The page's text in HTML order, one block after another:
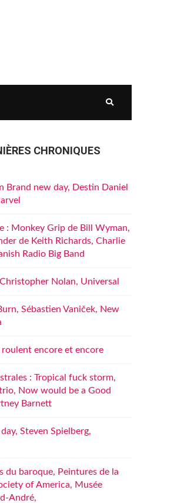
CHRONIQUES
Brand new day, Destin Daniel
: Monkey Grip de Bill Wyman,
de Keith Richards, Charlie
Radio Big Band
Christopher Nolan, Universal
Sébastien Vaniček, New
roulent encore et encore
: Tropical fuck storm,
Now would be a Good
Barnett
Steven Spielberg,
du baroque, Peintures de la
of America, Musée
André,